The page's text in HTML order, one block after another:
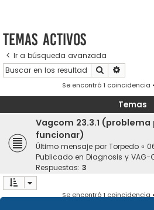
Temas activos
Ir a búsqueda avanzada
Buscar
Se encontró 1 coincidencia
Temas
Vagcom 23.3.1
funcionar)
Último mensaje por Torpedo «
Publicado en Diagnosis y VAG-
Respuestas: 3
Se encontró 1 coincidencia